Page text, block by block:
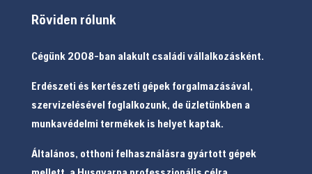
Röviden rólunk
Cégünk 2008-ban alakult családi vállalkozásként.
Erdészeti és kertészeti gépek forgalmazásával,
szervizelésével foglalkozunk, de üzletünkben a
munkavédelmi termékek is helyet kaptak.
Általános, otthoni felhasználásra gyártott gépek